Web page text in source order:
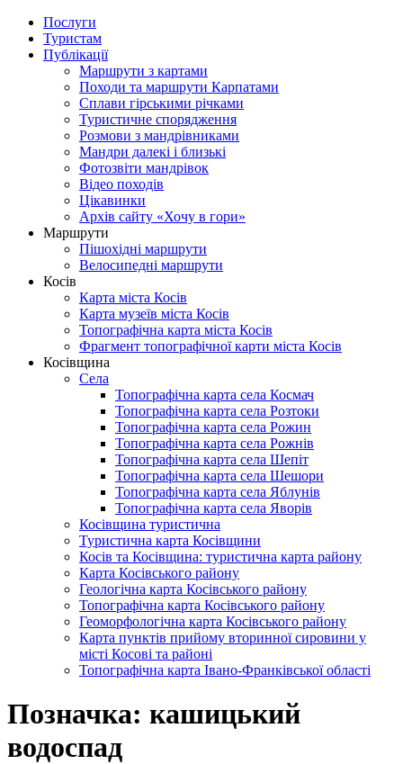
Послуги
Туристам
Публікації
Маршрути з картами
Походи та маршрути Карпатами
Сплави гірськими річками
Туристичне спорядження
Розмови з мандрівниками
Мандри далекі і близькі
Фотозвіти мандрівок
Відео походів
Цікавинки
Архів сайту «Хочу в гори»
Маршрути
Пішохідні маршрути
Велосипедні маршрути
Косів
Карта міста Косів
Карта музеїв міста Косів
Топографічна карта міста Косів
Фрагмент топографічної карти міста Косів
Косівщина
Села
Топографічна карта села Космач
Топографічна карта села Розтоки
Топографічна карта села Рожин
Топографічна карта села Рожнів
Топографічна карта села Шепіт
Топографічна карта села Шешори
Топографічна карта села Яблунів
Топографічна карта села Яворів
Косівщина туристична
Туристична карта Косівщини
Косів та Косівщина: туристична карта району
Карта Косівського району
Геологічна карта Косівського району
Топографічна карта Косівського району
Геоморфологічна карта Косівського району
Карта пунктів прийому вторинної сировини у
місті Косові та районі
Топографічна карта Івано-Франківської області
Позначка: кашицький
водоспад